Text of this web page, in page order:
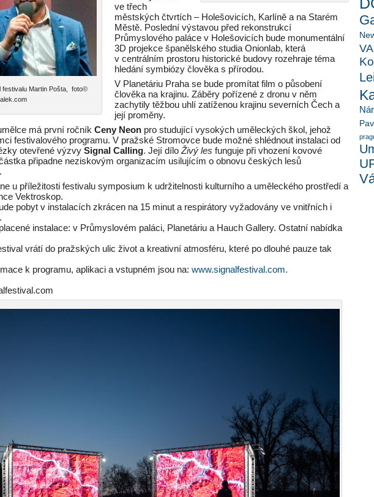
festivalu Martin Pošta, foto©
ve třech
městských čtvrtích – Holešovicích, Karlíně a na Starém
Městě. Poslední výstavou před rekonstrukcí
Průmyslového paláce v Holešovicích bude monumentální
3D projekce španělského studia Onionlab, která
v centrálním prostoru historické budovy rozehraje téma
hledání symbiózy člověka s přírodou.
V Planetáriu Praha se bude promítat film o působení
člověka na krajinu. Záběry pořízené z dronu v něm
zachytily těžbou uhlí zatíženou krajinu severních Čech a
její proměny.
má první ročníkCeny Neon pro studující vysokých uměleckých škol, jehož
festivalového programu. V pražské Stromovce bude možné shlédnout instalaci od
otevřené výzvySignal Calling. Její díloŽivý les funguje při vhození kovové
připadne neziskovým organizacím usilujícím o obnovu českých lesů
u příležitosti festivalu symposium k udržitelnosti kulturního a uměleckého prostředí a
Vektroskop.
pobyt v instalacích zkrácen na 15 minut a respirátory vyžadovány ve vnitřních i
instalace: v Průmyslovém paláci, Planetáriu a Hauch Gallery. Ostatní nabídka
vrátí do pražských ulic život a kreativní atmosféru, které po dlouhé pauze tak
k programu, aplikaci a vstupném jsou na: www.signalfestival.com.